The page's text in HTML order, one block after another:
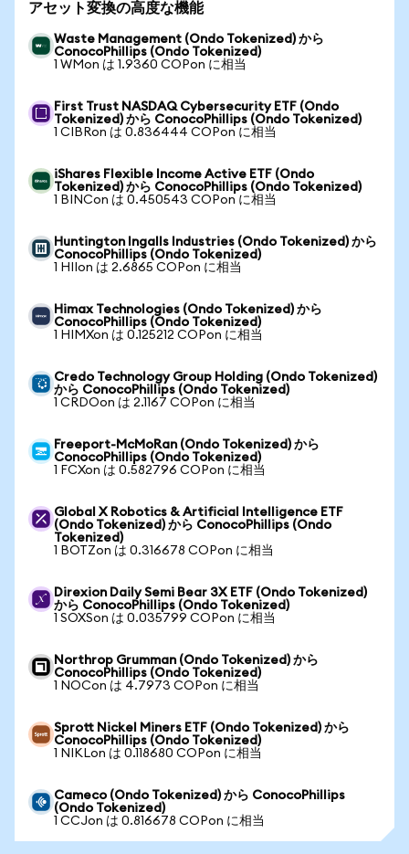
アセット変換の高度な機能
Waste Management (Ondo Tokenized) から
ConocoPhillips (Ondo Tokenized)
1 WMon は 1.9360 COPon に相当
First Trust NASDAQ Cybersecurity ETF (Ondo
Tokenized) から ConocoPhillips (Ondo Tokenized)
1 CIBRon は 0.836444 COPon に相当
iShares Flexible Income Active ETF (Ondo
Tokenized) から ConocoPhillips (Ondo Tokenized)
1 BINCon は 0.450543 COPon に相当
Huntington Ingalls Industries (Ondo Tokenized) から
ConocoPhillips (Ondo Tokenized)
1 HIIon は 2.6865 COPon に相当
Himax Technologies (Ondo Tokenized) から
ConocoPhillips (Ondo Tokenized)
1 HIMXon は 0.125212 COPon に相当
Credo Technology Group Holding (Ondo Tokenized)
から ConocoPhillips (Ondo Tokenized)
1 CRDOon は 2.1167 COPon に相当
Freeport-McMoRan (Ondo Tokenized) から
ConocoPhillips (Ondo Tokenized)
1 FCXon は 0.582796 COPon に相当
Global X Robotics & Artificial Intelligence ETF
(Ondo Tokenized) から ConocoPhillips (Ondo
Tokenized)
1 BOTZon は 0.316678 COPon に相当
Direxion Daily Semi Bear 3X ETF (Ondo Tokenized)
から ConocoPhillips (Ondo Tokenized)
1 SOXSon は 0.035799 COPon に相当
Northrop Grumman (Ondo Tokenized) から
ConocoPhillips (Ondo Tokenized)
1 NOCon は 4.7973 COPon に相当
Sprott Nickel Miners ETF (Ondo Tokenized) から
ConocoPhillips (Ondo Tokenized)
1 NIKLon は 0.118680 COPon に相当
Cameco (Ondo Tokenized) から ConocoPhillips
(Ondo Tokenized)
1 CCJon は 0.816678 COPon に相当